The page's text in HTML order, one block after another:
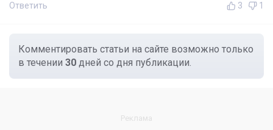
Ответить 3 1
Комментировать статьи на сайте возможно только
в течении 30 дней со дня публикации.